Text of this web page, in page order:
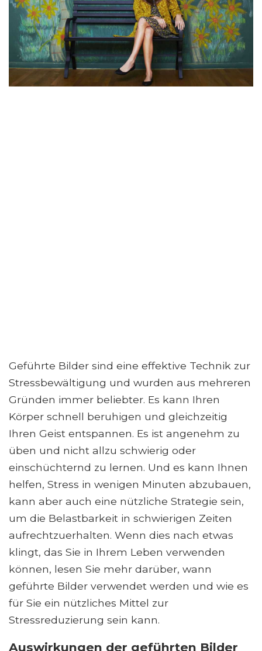
Geführte Bilder sind eine effektive Technik zur
Stressbewältigung und wurden aus mehreren
Gründen immer beliebter. Es kann Ihren
Körper schnell beruhigen und gleichzeitig
Ihren Geist entspannen. Es ist angenehm zu
üben und nicht allzu schwierig oder
einschüchternd zu lernen. Und es kann Ihnen
helfen, Stress in wenigen Minuten abzubauen,
kann aber auch eine nützliche Strategie sein,
um die Belastbarkeit in schwierigen Zeiten
aufrechtzuerhalten. Wenn dies nach etwas
klingt, das Sie in Ihrem Leben verwenden
können, lesen Sie mehr darüber, wann
geführte Bilder verwendet werden und wie es
für Sie ein nützliches Mittel zur
Stressreduzierung sein kann.
Auswirkungen der geführten Bilder